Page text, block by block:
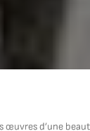
œuvres d’une